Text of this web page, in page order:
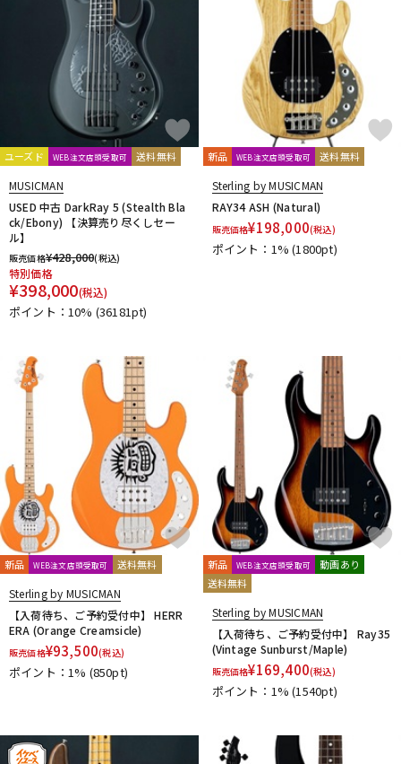
ユーズド WEB注文店頭受取可 送料無料
MUSICMAN
USED 中古 DarkRay 5 (Stealth Bla
ck/Ebony) 【決算売り尽くしセー
ル】
販売価格¥428,000(税込)
特別価格
¥398,000(税込)
ポイント：10% (36181pt)
新品 WEB注文店頭受取可 送料無料
Sterling by MUSICMAN
RAY34 ASH (Natural)
販売価格¥198,000(税込)
ポイント：1%(1800pt)
新品 WEB注文店頭受取可 送料無料
Sterling by MUSICMAN
【入荷待ち、ご予約受付中】 HERR
ERA (Orange Creamsicle)
販売価格¥93,500(税込)
ポイント：1% (850pt)
新品 WEB注文店頭受取可
動画あり
送料無料
Sterling by MUSICMAN
【入荷待ち、ご予約受付中】 Ray35
(Vintage Sunburst/Maple)
販売価格¥169,400(税込)
ポイント：1%(1540pt)